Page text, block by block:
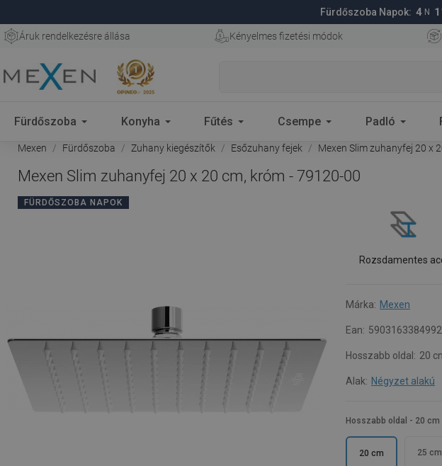
Fürdőszoba Napok: 4 N
Áruk rendelkezésre állása Kényelmes fizetési módok
Fürdőszoba Konyha Fűtés Csempe Padló
Mexen Fürdőszoba Zuhany kiegészítők Esőzuhany fejek Mexen Slim zuhanyfej 20 x
Mexen Slim zuhanyfej 20 x 20 cm, króm - 79120-00
FÜRDŐSZOBA NAPOK
Rozsdamentes
Márka: Mexen
Ean: 5903163384992
Hosszabb oldal: 20
Alak: Négyzet alakú
Hosszabb oldal - 20 cm
20 cm 25 cm